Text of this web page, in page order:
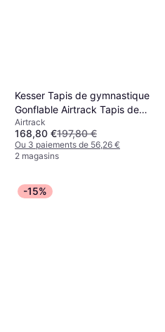
Kesser Tapis de gymnastique
Gonflable Airtrack Tapis de
fitness Tapis de gymnastique
3/4/5/6m Sac de transport &
pompe à air électrique inclus
Airtrack
168,80 €197,80 €
Ou 3 paiements de 56,26 €
2 magasins
-15%